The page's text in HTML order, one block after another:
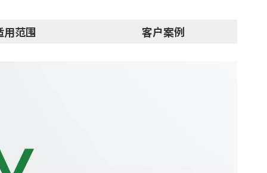
用范围 客户案例